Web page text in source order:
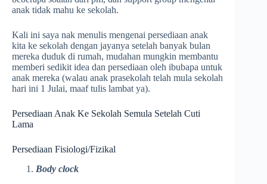
anak tidak mahu ke sekolah.
Kali ini saya nak menulis mengenai persediaan anak
kita ke sekolah dengan jayanya setelah banyak bulan
mereka duduk di rumah, mudahan mungkin membantu
memberi sedikit idea dan persediaan oleh ibubapa untuk
anak mereka (walau anak prasekolah telah mula sekolah
hari ini 1 Julai, maaf tulis lambat ya).
Persediaan Anak Ke Sekolah Semula Setelah Cuti
Lama
Persediaan Fisiologi/Fizikal
Body clock